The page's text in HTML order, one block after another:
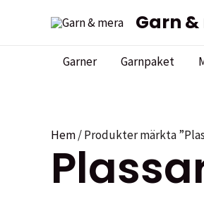
Garn
Garner Garnpaket
Hem/ Produkter märkta